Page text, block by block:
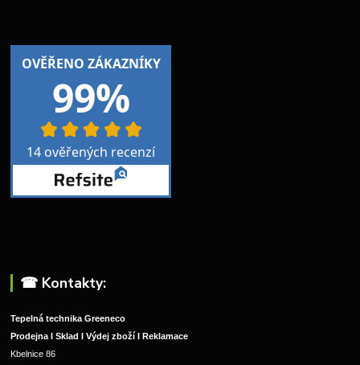
☎︎ Kontakty:
Tepelná technika Greeneco
Prodejna I Sklad I Výdej zboží I Reklamace
Kbelnice 86